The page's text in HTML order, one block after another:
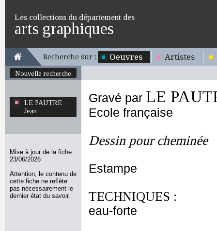
Les collections du département des
arts graphiques
Recherche sur : Oeuvres Artistes
Nouvelle recherche
LE PAUTRE
Jean
Mise à jour de la fiche
23/06/2026
Attention, le contenu de
cette fiche ne reflète
pas nécessairement le
dernier état du savoir.
Gravé par LE
Ecole française
Dessin pour cheminée
Estampe
TECHNIQUES :
eau-forte